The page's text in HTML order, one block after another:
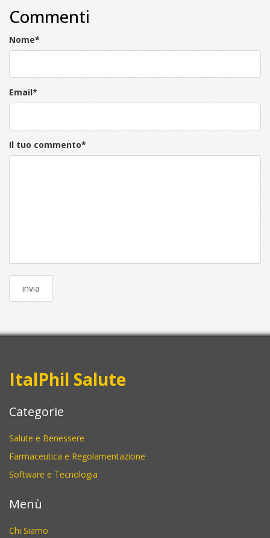
Commenti
Nome*
Email*
Il tuo commento*
ItalPhil Salute
Categorie
Salute e Benessere
Farmaceutica e Regolamentazione
Software e Tecnologia
Menù
Chi Siamo